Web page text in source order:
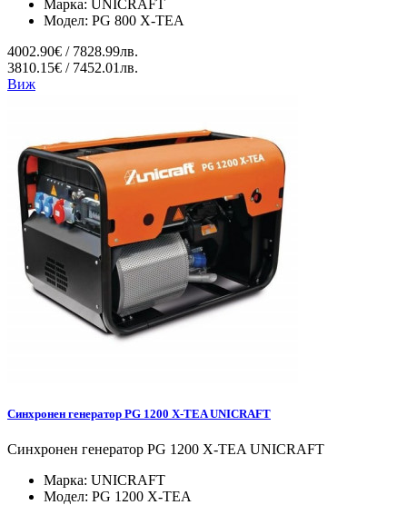
Марка: UNICRAFT
Модел: PG 800 X-TEA
4002.90€ / 7828.99лв.
3810.15€ / 7452.01лв.
Виж
Синхронен генератор PG 1200 X-TEA UNICRAFT
Синхронен генератор PG 1200 X-TEA UNICRAFT
Марка: UNICRAFT
Модел: PG 1200 X-TEA